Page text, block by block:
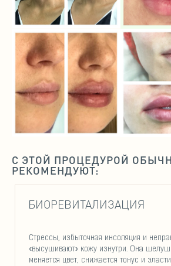
С ЭТОЙ ПРОЦЕДУРОЙ
РЕКОМЕНДУЮТ:
БИОРЕВИТАЛИЗАЦИЯ
Стрессы, избыточная инсоляция и
«высушивают» кожу изнутри. Она
меняется цвет, снижается тонус и